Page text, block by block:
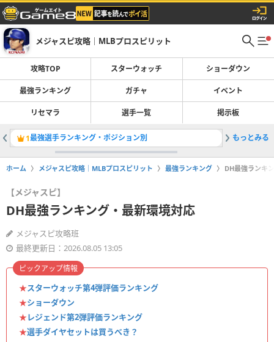
メジャスピ攻略｜MLBプロスピリット
攻略TOP スターウォッチ ショーダウン
最強ランキング ガチャ イベント
リセマラ 選手一覧 掲示板
1最強選手ランキング・ポジション別 2OTWお
もっとみる
ホーム メジャスピ攻略｜MLBプロスピリット 最強ランキング DH最強ランキ
【メジャスピ】
DH最強ランキング・最新環境対応
メジャスピ攻略班
最終更新日：2026.08.05 13:05
★スターウォッチ第4弾評価ランキング
★ショーダウン
★レジェンド第2弾評価ランキング
★選手ダイヤセットは買うべき？
ピックアップ情報